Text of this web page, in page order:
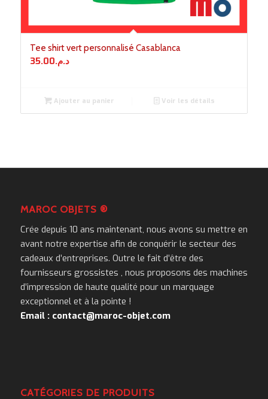
Tee shirt vert personnalisé Casablanca
د.م.35.00
Ajouter au panier Voir les détails
MAROC OBJETS ®
Crée depuis 10 ans maintenant, nous avons su mettre en
avant notre expertise afin de conquérir le secteur des
cadeaux d’entreprises. Outre le fait d’être des
fournisseurs grossistes , nous proposons des machines
d’impression de haute qualité pour un marquage
exceptionnel et à la pointe !
Email : contact@maroc-objet.com
CATÉGORIES DE PRODUITS